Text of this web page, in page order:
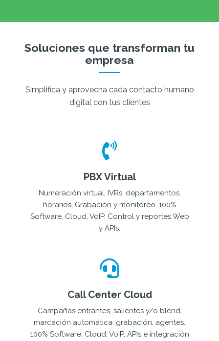
Soluciones que transforman tu
empresa
Simplifica y aprovecha cada contacto humano
digital con tus clientes
PBX Virtual
Numeración virtual, IVRs, departamentos,
horarios, Grabación y monitoreo, 100%
Software, Cloud, VoIP. Control y reportes Web
y APIs.
Call Center Cloud
Campañas entrantes, salientes y/o blend,
marcación automática. grabación, agentes.
100% Software, Cloud, VoIP, APIs e integración